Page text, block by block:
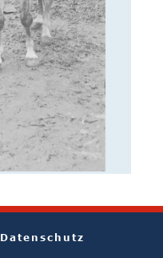
Datenschutz